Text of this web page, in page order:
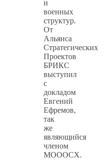
и
военных
структур.
От
Альянса
Стратегических
Проектов
БРИКС
выступил
с
докладом
Евгений
Ефремов,
так
же
являющийся
членом
МОООСХ.